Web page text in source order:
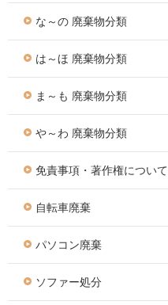
な～の 廃棄物分類
は～ほ 廃棄物分類
ま～も 廃棄物分類
や～わ 廃棄物分類
免責事項・著作権について
自転車廃棄
パソコン廃棄
ソファー処分